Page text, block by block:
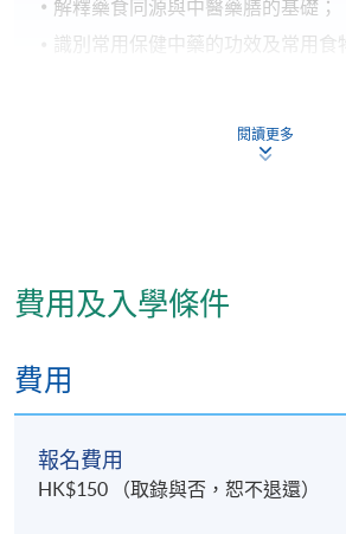
解釋藥食同源與中醫藥膳的基礎；
識別常用保健中藥的功效及常用食
日期 / 時間
逢周五， 下午2時至5時
3個月
閱讀更多
費用及入學條件
費用
報名費用
HK$150 （取錄與否，恕不退還）